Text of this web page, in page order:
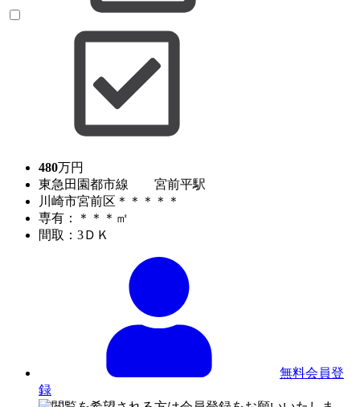
480万円
東急田園都市線 宮前平駅
川崎市宮前区＊＊＊＊＊
専有：＊＊＊㎡
間取：3ＤＫ
無料会員登
録